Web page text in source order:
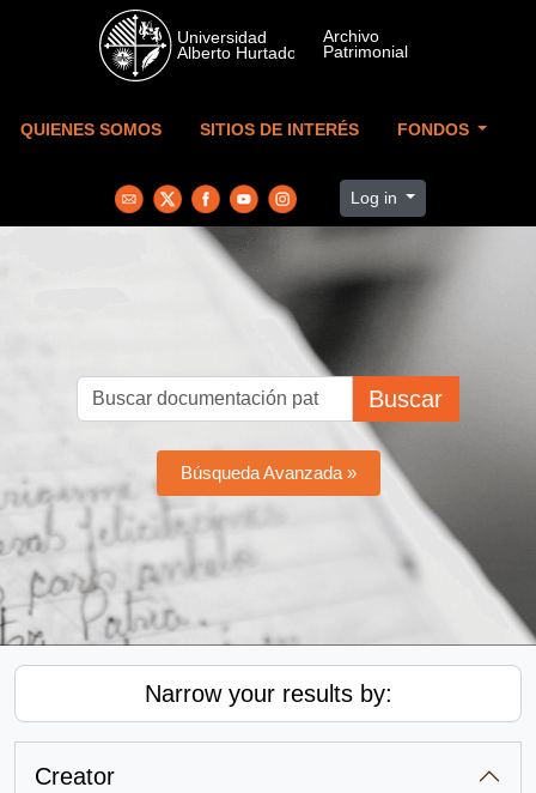
Skip to main content
QUIENES SOMOS SITIOS DE INTERÉS FONDOS
Log in
Buscar
Búsqueda Avanzada »
Narrow your results by:
Creator